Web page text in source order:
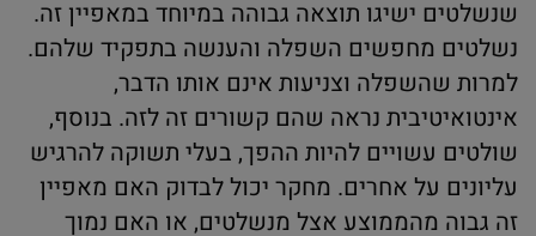
שנשלטים ישיגו תוצאה גבוהה במיוחד במאפיין זה.
נשלטים מחפשים השפלה והענשה בתפקיד שלהם.
למרות שהשפלה וצניעות אינם אותו הדבר,
אינטואיטיבית נראה שהם קשורים זה לזה. בנוסף,
שולטים עשויים להיות ההפך, בעלי תשוקה להרגיש
עליונים על אחרים. מחקר יכול לבדוק האם מאפיין
זה גבוה מהממוצע אצל מנשלטים, או האם נמוך